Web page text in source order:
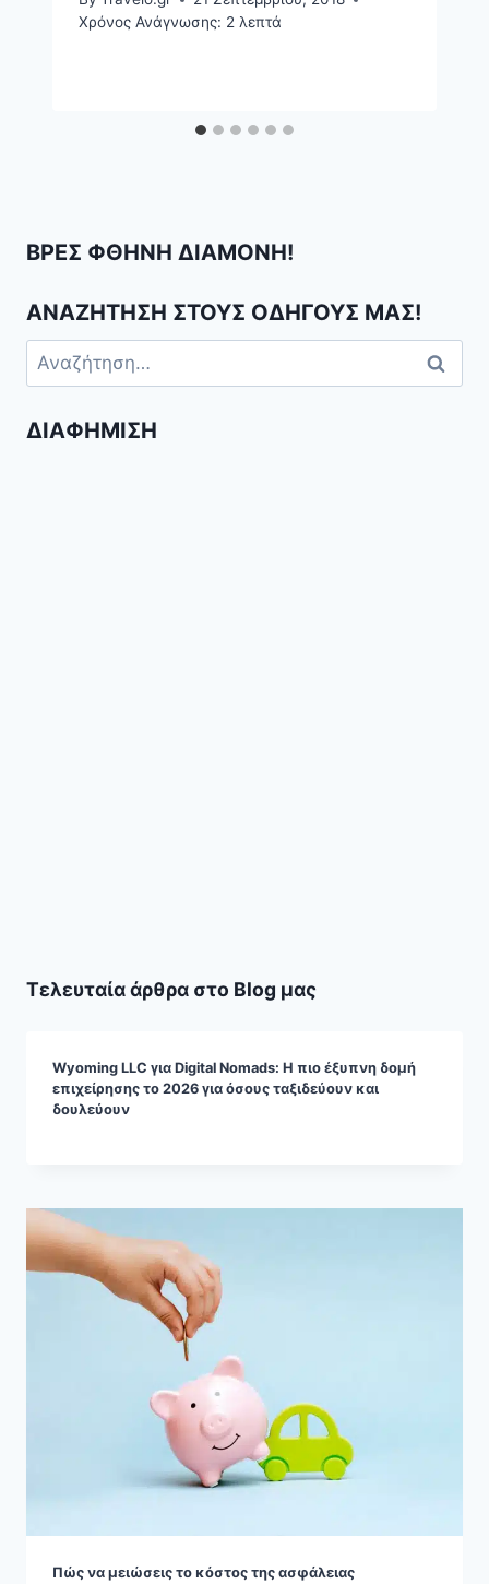
Χρόνος Ανάγνωσης: 2 λεπτά
ΒΡΕΣ ΦΘΗΝΗ ΔΙΑΜΟΝΗ!
ΑΝΑΖΗΤΗΣΗ ΣΤΟΥΣ ΟΔΗΓΟΥΣ ΜΑΣ!
Αναζήτηση
για:
ΔΙΑΦΉΜΙΣΗ
Τελευταία άρθρα στο Blog μας
Wyoming LLC για Digital Nomads: Η πιο έξυπνη δομή
επιχείρησης το 2026 για όσους ταξιδεύουν και
δουλεύουν
Πώς να μειώσεις το κόστος της ασφάλειας